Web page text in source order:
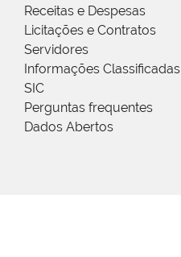
Receitas e Despesas
Licitações e Contratos
Servidores
Informações Classificadas
SIC
Perguntas frequentes
Dados Abertos